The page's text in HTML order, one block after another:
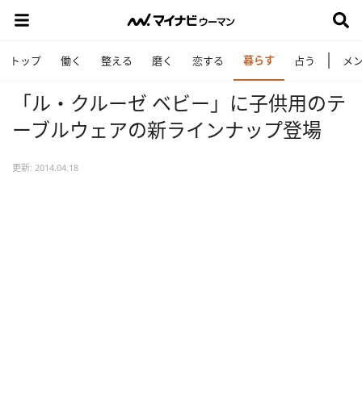
トップ 働く 整える 磨く 恋する 暮らす 占う メ
「ル・クルーゼ ベビー」に子供用のテ
ーブルウェアの新ラインナップ登場
更新: 2014.04.18